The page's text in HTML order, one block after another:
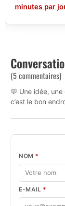
minutes par
(5 commentaires)
💬 Une idée,
c’est le bon
NOM *
E-MAIL *